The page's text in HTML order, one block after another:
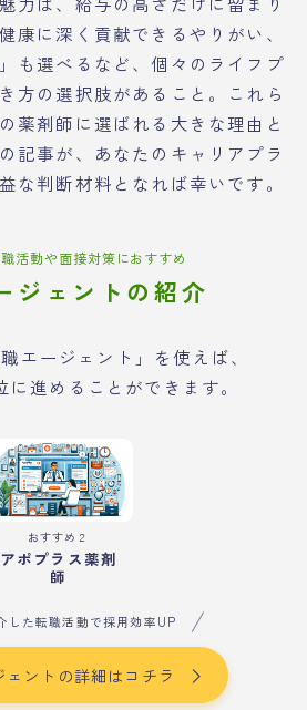
康に深く貢献できるやりがい、
も選べるなど、個々のライフプ
方の選択肢があること。これら
薬剤師に選ばれる大きな理由と
記事が、あなたのキャリアプラ
な判断材料となれば幸いです。
活動や面接対策におすすめ
ジェントの紹介
エージェント」を使えば、
に進めることができます。
おすすめ２
アポプラス薬剤
師
した転職活動で採用効率UP
ントの詳細はコチラ